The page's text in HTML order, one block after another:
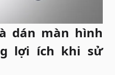
dán màn hình
lợi ích khi sử